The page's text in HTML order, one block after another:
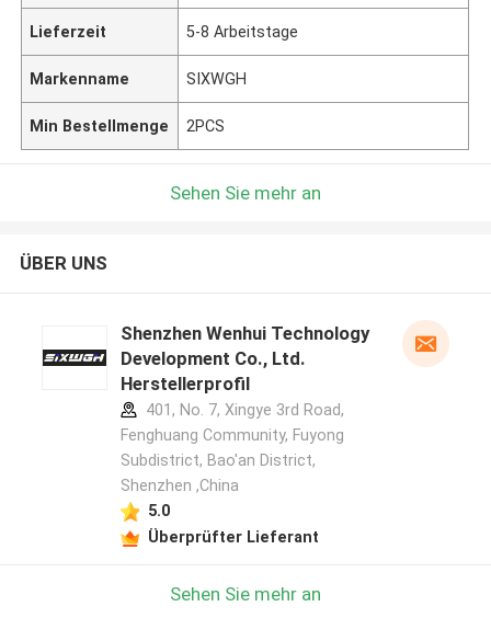
Lieferzeit 5-8 Arbeitstage
Markenname SIXWGH
Min Bestellmenge 2PCS
Sehen Sie mehr an
ÜBER UNS
Shenzhen Wenhui Technology
Development Co., Ltd.
Herstellerprofil
401, No. 7, Xingye 3rd Road,
Fenghuang Community, Fuyong
Subdistrict, Bao'an District,
Shenzhen ,China
5.0
Überprüfter Lieferant
Sehen Sie mehr an